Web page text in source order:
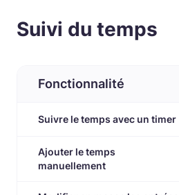
Suivi du temps
Fonctionnalité
Suivre le temps avec un timer
Ajouter le temps
manuellement